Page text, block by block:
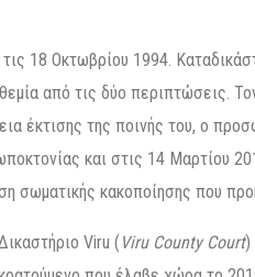
18 Οκτωβρίου 1994.
από τις δύο περιπτώσεις.
έκτισης της ποινής του, ο
και στις 14 Μαρτίου
σωματικής κακοποίησης που
Viru (Viru County Court)